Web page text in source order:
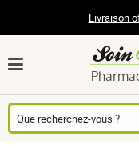
Livraison